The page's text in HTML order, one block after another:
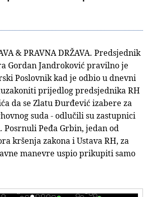
& PRAVNA DRŽAVA. Predsjednik
Gordan Jandroković pravilno je
Poslovnik kad je odbio u dnevni
prijedlog predsjednika RH
da se Zlatu Đurđević izabere za
suda - odlučili su zastupnici
Posrnuli Peđa Grbin, jedan od
kršenja zakona i Ustava RH, za
manevre uspio prikupiti samo